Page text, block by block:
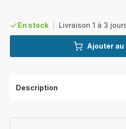
En stock Livraison 1 à 3
Ajouter au
Description